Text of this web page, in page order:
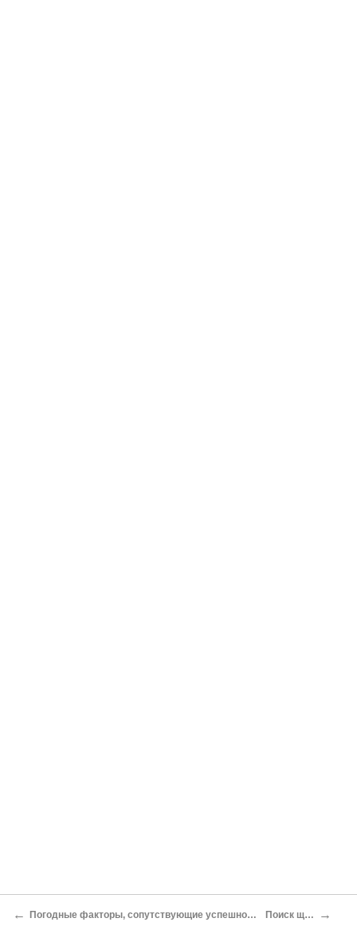
← Погодные факторы, сопутствующие успешной ловле Поиск щуки →